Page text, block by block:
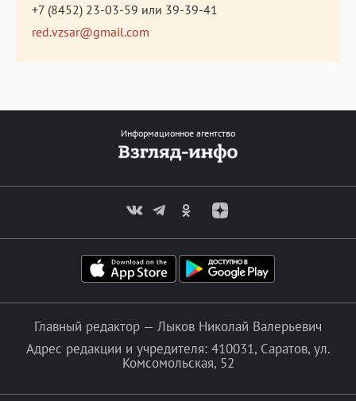
+7 (8452) 23-03-59 или 39-39-41
red.vzsar@gmail.com
Информационное агентство
Главный редактор — Лыков Николай Валерьевич
Адрес редакции и учредителя: 410031, Саратов, ул.
Комсомольская, 52